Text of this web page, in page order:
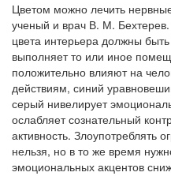
Цветом можно лечить
ученый и врач В. М.
цвета интерьера должны
выполняет то или иное
положительно влияют на
действиям, синий
серый нивелирует
ослабляет сознательный
активность. Злоупотреблять
нельзя, но в то же время
эмоциональных акцентов